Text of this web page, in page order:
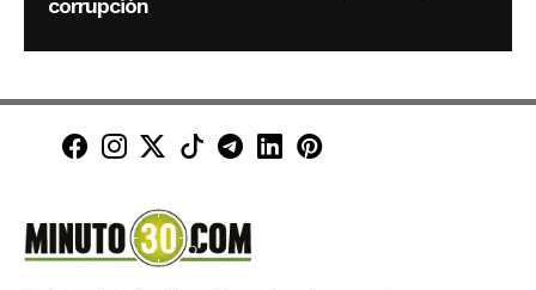
corrupción
Minuto30 en Facebook
Minuto30 en Instagram
Minuto30 en X (Twitter)
Minuto30 en TikTok
Canal de Minuto30 en
Minuto30 en LinkedIn
Minuto30 en